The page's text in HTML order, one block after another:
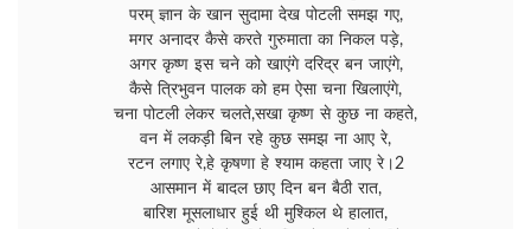
परम् ज्ञान के खान सुदामा देख पोटली समझ गए,
मगर अनादर कैसे करते गुरुमाता का निकल पड़े,
अगर कृष्ण इस चने को खाएंगे दरिद्र बन जाएंगे,
कैसे त्रिभुवन पालक को हम ऐसा चना खिलाएंगे,
चना पोटली लेकर चलते,सखा कृष्ण से कुछ ना कहते,
वन में लकड़ी बिन रहे कुछ समझ ना आए रे,
रटन लगाए रे,हे कृषणा हे श्याम कहता जाए रे।2
आसमान में बादल छाए दिन बन बैठी रात,
बारिश मूसलाधार हुई थी मुश्किल थे हालात,